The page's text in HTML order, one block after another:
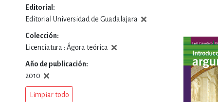
DEPORTES Y
Editorial
Editorial Universidad de Guadalajara
Colección
Licenciatura : Ágora teórica
Año de publicación
2010
Limpiar todo